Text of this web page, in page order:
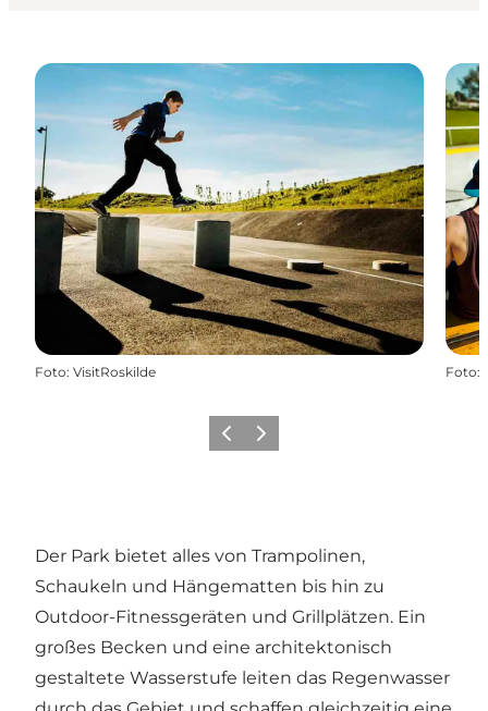
Foto: VisitRoskilde Foto:
ZurückWeiter
Der Park bietet alles von Trampolinen,
Schaukeln und Hängematten bis hin zu
Outdoor-Fitnessgeräten und Grillplätzen. Ein
großes Becken und eine architektonisch
gestaltete Wasserstufe leiten das Regenwasser